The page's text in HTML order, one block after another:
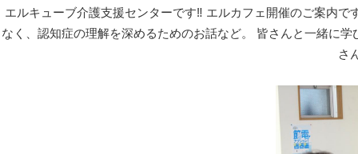
エルキューブ介護支援センターです‼️ エルカフェ開催のご案内
なく、認知症の理解を深めるためのお話など。 皆さんと一緒に
さ